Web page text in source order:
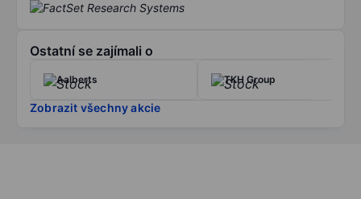
Ostatní se zajímali o
Aalberts TKH Group
Zobrazit všechny akcie